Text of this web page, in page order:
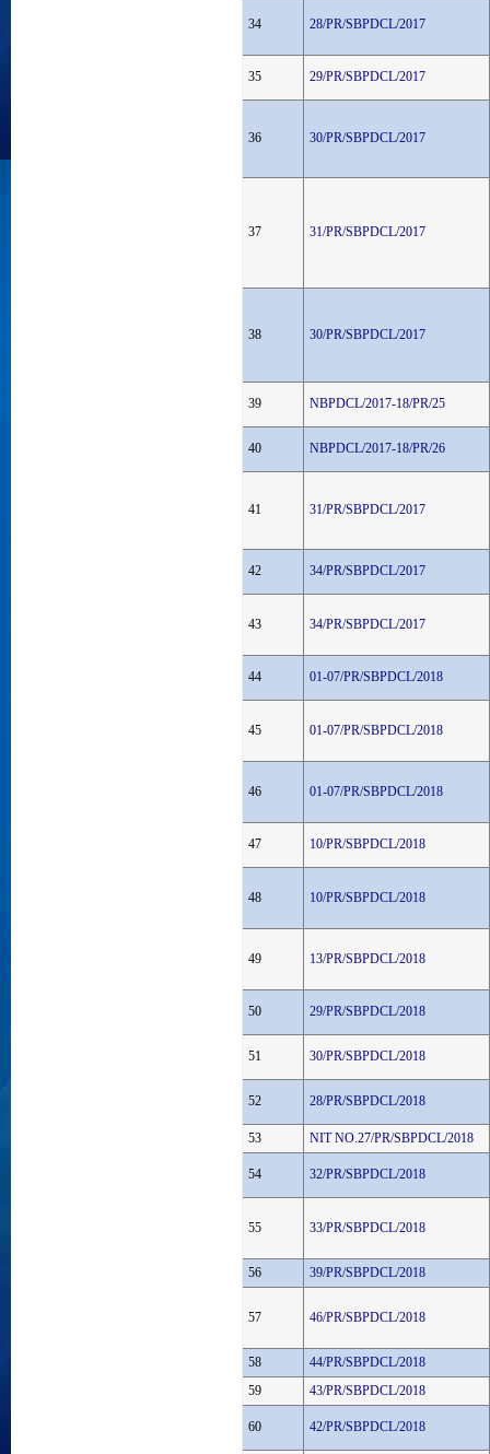
34 28/PR/SBPDCL/2017
35 29/PR/SBPDCL/2017
36 30/PR/SBPDCL/2017
37 31/PR/SBPDCL/2017
38 30/PR/SBPDCL/2017
39 NBPDCL/2017-18/PR/25
40 NBPDCL/2017-18/PR/26
41 31/PR/SBPDCL/2017
42 34/PR/SBPDCL/2017
43 34/PR/SBPDCL/2017
44 01-07/PR/SBPDCL/2018
45 01-07/PR/SBPDCL/2018
46 01-07/PR/SBPDCL/2018
47 10/PR/SBPDCL/2018
48 10/PR/SBPDCL/2018
49 13/PR/SBPDCL/2018
50 29/PR/SBPDCL/2018
51 30/PR/SBPDCL/2018
52 28/PR/SBPDCL/2018
53 NIT NO.27/PR/SBPDCL/2018
54 32/PR/SBPDCL/2018
55 33/PR/SBPDCL/2018
56 39/PR/SBPDCL/2018
57 46/PR/SBPDCL/2018
58
44/PR/SBPDCL/2018
59
43/PR/SBPDCL/2018
60 42/PR/SBPDCL/2018